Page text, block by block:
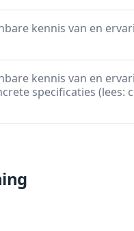
kennis van en
kennis van en
specificaties (lees: